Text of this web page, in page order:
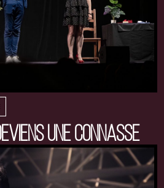
UNE CONNASSE